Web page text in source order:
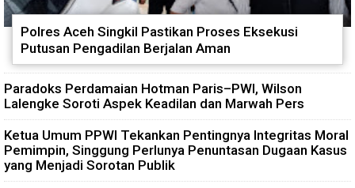
Polres Aceh Singkil Pastikan Proses Eksekusi
Putusan Pengadilan Berjalan Aman
Paradoks Perdamaian Hotman Paris–PWI, Wilson
Lalengke Soroti Aspek Keadilan dan Marwah Pers
Ketua Umum PPWI Tekankan Pentingnya Integritas Moral
Pemimpin, Singgung Perlunya Penuntasan Dugaan Kasus
yang Menjadi Sorotan Publik